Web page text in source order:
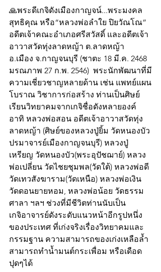
🙏พระดีเกจิดังเมืองกาญจน์...พระมงคล
สุทธิคุณ หรือ“หลวงพ่อลำใย ปิยวัณโณ”
อดีตเจ้าคณะอำเภอศรีสวัสดิ์ และอดีตเจ้า
อาวาสวัดทุ่งลาดหญ้า ต.ลาดหญ้า
อ.เมือง จ.กาญจนบุรี (ชาตะ 18 มี.ค. 2468
มรณภาพ 27 ก.พ. 2546)  พระนักพัฒนาที่มี
ความเชี่ยวชาญหลายด้าน เช่น แพทย์แผน
โบราณ วิชาการก่อสร้าง ท่านเป็นศิษย์
เรียนวิทยาคมจากเกจิชื่อดังหลายองค์
อาทิ หลวงพ่อสอน อดีตเจ้าอาวาสวัดทุ่ง
ลาดหญ้า (ศิษย์ของหลวงปู่ยิ้ม วัดหนองบัว
ปรมาจารย์เมืองกาญจนบุรี) หลวงปู่
เหรียญ วัดหนองบัว(พระอุปัชฌาย์) หลวง
พ่อเปลี่ยน วัดไชยชุมพล(วัดใต้) หลวงพ่อดี
วัดเทวสังฆาราม(วัดเหนือ) หลวงพ่อเงิน
วัดดอนยายหอม, หลวงพ่อน้อย วัดธรรม
ศาลา ฯลฯ ช่วงที่มีชีวิตท่านนับเป็น
เกจิอาจารย์ดังระดับแนวหน้าอีกรูปหนึ่ง
ของประเทศ ที่เก่งจริงเรื่องวิทยาคมและ
กรรมฐาน ความสามารถของเก่งเหลือล้ำ
สามารถทำน้ำมนต์กระเพื่อม หรือเดือด
ปุดๆได้